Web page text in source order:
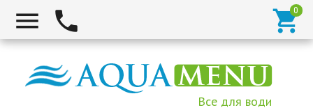
  
Все для води